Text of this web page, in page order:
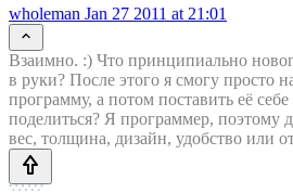
wholeman Jan 27 2011 at 21:01
Взаимно. :) Что принципиально
в руки? После этого я смогу просто
программу, а потом поставить её
поделиться? Я программер, поэтому
вес, толщина, дизайн, удобство или